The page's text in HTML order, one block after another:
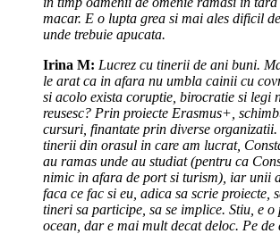
macar. E o lupta grea si mai ales dificil
unde trebuie apucata.
Irina M: Lucrez cu tinerii de ani buni.
le arat ca in afara nu umbla cainii cu
si acolo exista coruptie, birocratie si legi
reusesc? Prin proiecte Erasmus+,
cursuri, finantate prin diverse
tinerii din orasul in care am lucrat,
au ramas unde au studiat (pentru ca
nimic in afara de port si turism), iar unii
faca ce fac si eu, adica sa scrie proiecte,
tineri sa participe, sa se implice. Stiu, e
ocean, dar e mai mult decat deloc. Pe de